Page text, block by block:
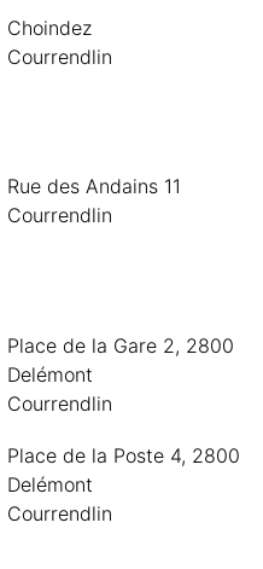
Choindez
Courrendlin
Rue des Andains 11
Courrendlin
Place de la Gare 2, 2800
Delémont
Courrendlin
Place de la Poste 4, 2800
Delémont
Courrendlin